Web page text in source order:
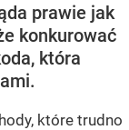
prawie jak
konkurować
która
które trudno